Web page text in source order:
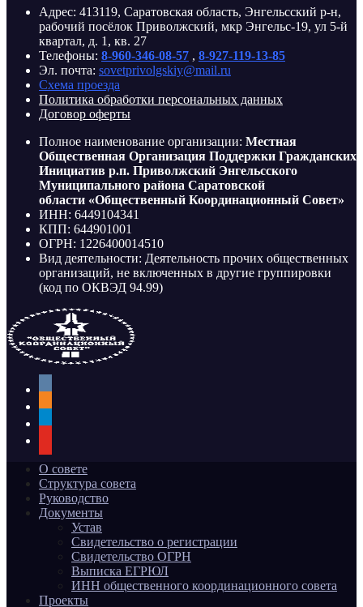
Адрес: 413119, Саратовская область, Энгельсский р-н,
рабочий посёлок Приволжский, мкр Энгельс-19, ул 5-й
квартал, д. 1, кв. 27
Телефоны: 8-960-346-08-57 , 8-927-119-13-85
Эл. почта: sovetprivolgskiy@mail.ru
Схема проезда
Политика обработки персональных данных
Договор оферты
Полное наименование организации: Местная
Общественная Организация Поддержки Гражданских
Инициатив р.п. Приволжский Энгельсского
Муниципального района Саратовской
области «Общественный Координационный Совет»
ИНН: 6449104341
КПП: 644901001
ОГРН: 1226400014510
Вид деятельности: Деятельность прочих общественных
организаций, не включенных в другие группировки
(код по ОКВЭД 94.99)
О совете
Структура совета
Руководство
Документы
Устав
Свидетельство о регистрации
Свидетельство ОГРН
Выписка ЕГРЮЛ
ИНН общественного координационного совета
Проекты